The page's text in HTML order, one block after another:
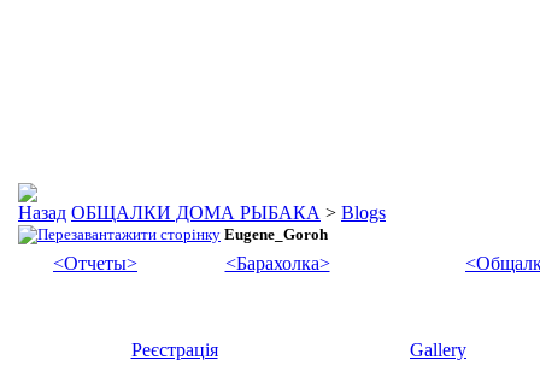
ОБЩАЛКИ ДОМА РЫБАКА > Blogs
Eugene_Goroh
<Отчеты> <Барахолка>
Реєстрація Gallery